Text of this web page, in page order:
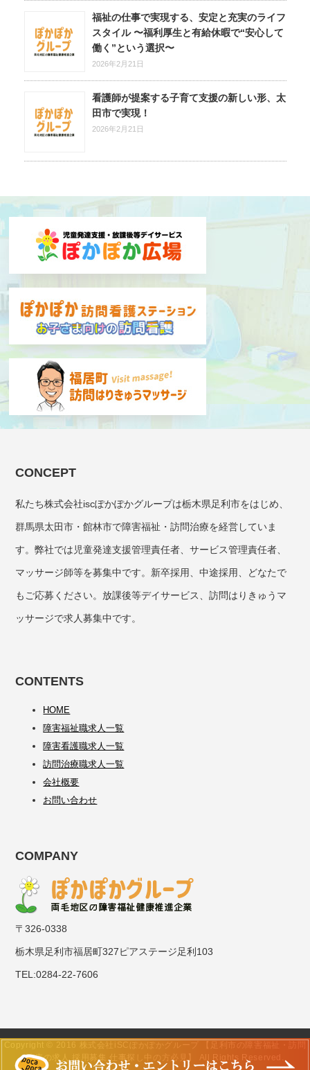
福祉の仕事で実現する、安定と充実のライフ
スタイル 〜福利厚生と有給休暇で“安心して
働く”という選択〜
2026年2月21日
看護師が提案する子育て支援の新しい形、太
田市で実現！
2026年2月21日
CONCEPT
私たち株式会社iscぽかぽかグループは栃木県足利市をはじめ、
群馬県太田市・館林市で障害福祉・訪問治療を経営していま
す。弊社では児童発達支援管理責任者、サービス管理責任者、
マッサージ師等を募集中です。新卒採用、中途採用、どなたで
もご応募ください。放課後等デイサービス、訪問はりきゅうマ
ッサージで求人募集中です。
CONTENTS
HOME
障害福祉職求人一覧
障害看護職求人一覧
訪問治療職求人一覧
会社概要
お問い合わせ
COMPANY
〒326-0338
栃木県足利市福居町327ピアステージ足利103
TEL:0284-22-7606
Copyright © 2016 株式会社iSCぽかぽかグループ 【足利市の障害福祉・訪問
治療の求人 採用募集 仕事探し中の方必見】 All Rights Reserved.